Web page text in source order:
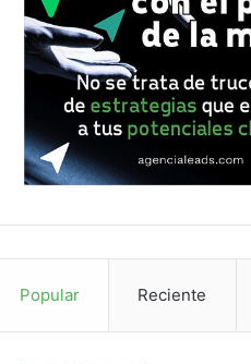
Popular Reciente